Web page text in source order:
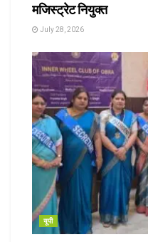
मजिस्ट्रेट नियुक्त
July 28, 2026
यूपी